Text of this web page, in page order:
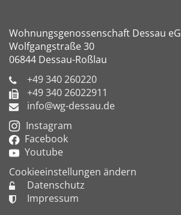
Wohnungsgenossenschaft Dessau eG
Wolfgangstraße 30
06844 Dessau-Roßlau
+49 340 260220
+49 340 26022911
info@wg-dessau.de
Instagram
Facebook
Youtube
Cookieeinstellungen ändern
Datenschutz
Impressum